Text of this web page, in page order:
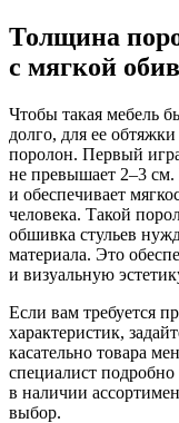
Толщина
с мягкой
Чтобы такая мебель
долго, для ее
поролон. Первый
не превышает 2–3 см.
и обеспечивает
человека. Такой
обшивка стульев
материала. Это
и визуальную
Если вам требуется
характеристик,
касательно товара
специалист
в наличии
выбор.